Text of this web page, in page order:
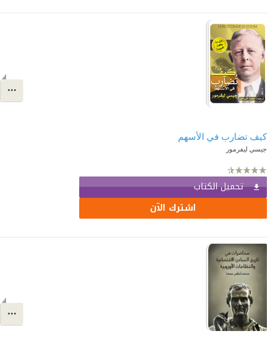
كيف تضارب في الأسهم
جيسي ليفرمور
تحميل الكتاب
اشترك الآن